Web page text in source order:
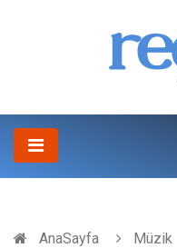
AnaSayfa
Müzik